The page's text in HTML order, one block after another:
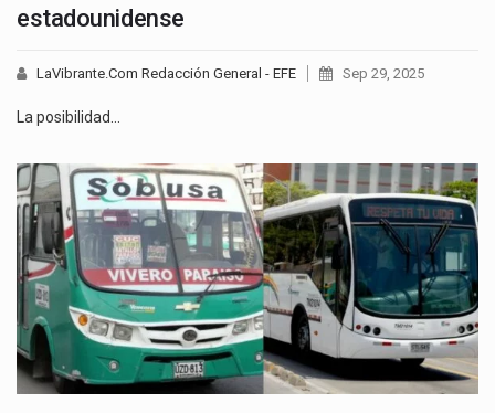
estadounidense
LaVibrante.Com Redacción General - EFE Sep 29, 2025
La posibilidad…